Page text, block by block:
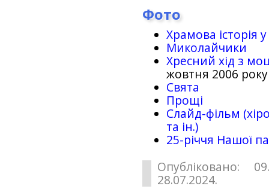
Фото
Храмова історія
Миколайчики
Хресний хід з
жовтня 2006 року
Свята
Прощі
Слайд-фільм
та ін.)
25-рiччя Нашої
Опубліковано:
28.07.2024.